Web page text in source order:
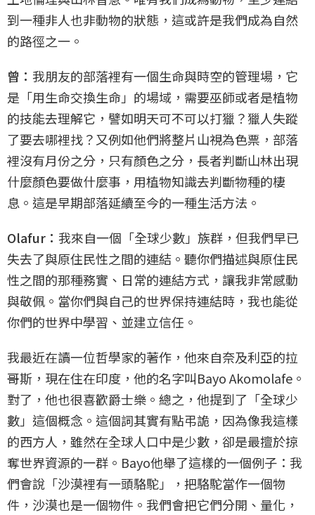
到一種非人也非動物的狀態，這或許是我們成為自然
的路徑之一。
曾： 我朋友的部落裡有一個生命與時空的管理場，它
是「用生命交換生命」的場域，需要巫師或者是植物
的技能去理解它，譬如明天可不可以打獵？獵人失蹤
了要去哪裡找？又例如他們將整片山視為色票，部落
裡沒有月份之分，只有顏色之分，長者判斷山林出現
什麼顏色要做什麼事，用植物知識去判斷物種的棲
息。這是早期部落延續至今的一種生活方法。
Olafur： 我來自一個「全球少數」族群，但我們早已
失去了與原住民性之間的連結。聽你們描述與原住民
性之間的那種務實、日常的連結方式，讓我非常感動
與敬佩。當你們與自己的世界保持連結時，我也能從
你們的世界中學習、並建立信任。
我最近在讀一位哲學家的著作，他來自奈及利亞的拉
哥斯，現在住在印度，他的名字叫Bayo Akomolafe。
對了，他也很喜歡爵士樂。總之，他提到了「全球少
數」這個概念。這個詞其實有點弔詭，因為像我這樣
的西方人，雖然在全球人口中是少數，卻是最擅於掠
奪世界資源的一群。Bayo他舉了這樣的一個例子：我
們會說「沙漠裡有一頭駱駝」，把駱駝當作一個物
件，沙漠也是一個物件。我們會把它們分開、量化，